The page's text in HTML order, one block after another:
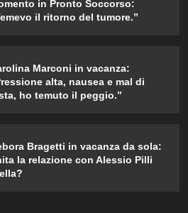
in Pronto Soccorso:
il ritorno del tumore.”
Marconi in vacanza:
alta, nausea e mal di
ho temuto il peggio.”
Bragetti in vacanza da sola:
la relazione con Alessio Pilli